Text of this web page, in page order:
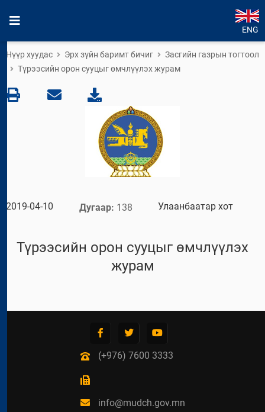
ENG
Нүүр хуудас Эрх зүйн баримт бичиг
Засгийн газрын тогтоол
Түрээсийн орон сууцыг өмчлүүлэх журам
2019-04-10 Дугаар: 138 Улаанбаатар хот
Түрээсийн орон сууцыг өмчлүүлэх
журам
(+976) 7600 3333
info@mudch.gov.mn